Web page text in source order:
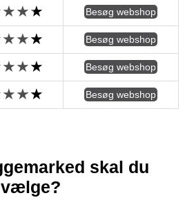
Besøg webshop
Besøg webshop
Besøg webshop
Besøg webshop
skal du
vælge?